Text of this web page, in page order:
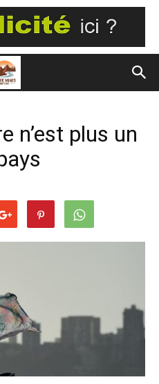
n’est plus un